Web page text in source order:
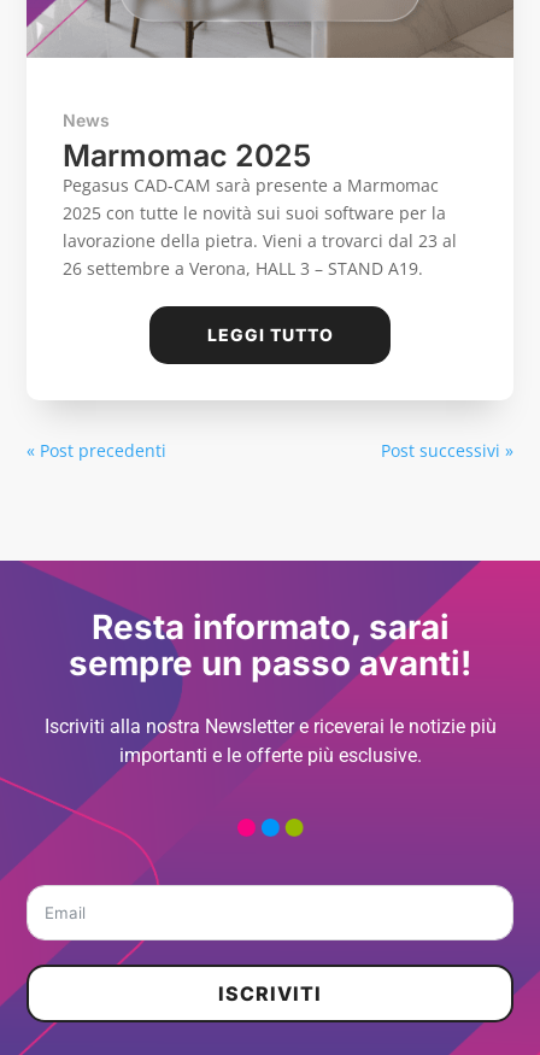
Marmomac 2025
News
Pegasus CAD-CAM sarà presente a Marmomac
2025 con tutte le novità sui suoi software per la
lavorazione della pietra. Vieni a trovarci dal 23 al
26 settembre a Verona, HALL 3 – STAND A19.
LEGGI TUTTO
« Post precedenti Post successivi »
Resta informato, sarai
sempre un passo avanti!
Iscriviti alla nostra Newsletter e riceverai le notizie più
importanti e le offerte più esclusive.
ISCRIVITI